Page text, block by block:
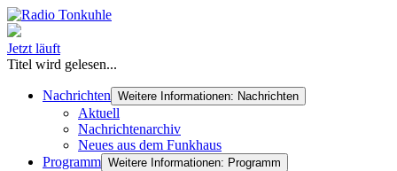
Jetzt läuft
Titel wird gelesen...
Nachrichten Weitere Informationen: Nachrichten
Aktuell
Nachrichtenarchiv
Neues aus dem Funkhaus
Programm Weitere Informationen: Programm